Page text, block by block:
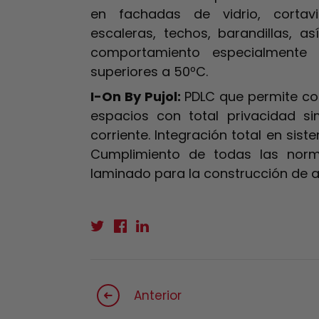
en fachadas de vidrio,
escaleras, techos, barandillas,
comportamiento
superiores a 50ºC.
I-On By Pujol: PDLC que permite
espacios con total privacidad
corriente. Integración total en
Cumplimiento de todas las
laminado para la construcción de
Anterior